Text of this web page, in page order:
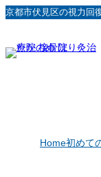
内
ス
京都市伏見区の視力回
Home初めて